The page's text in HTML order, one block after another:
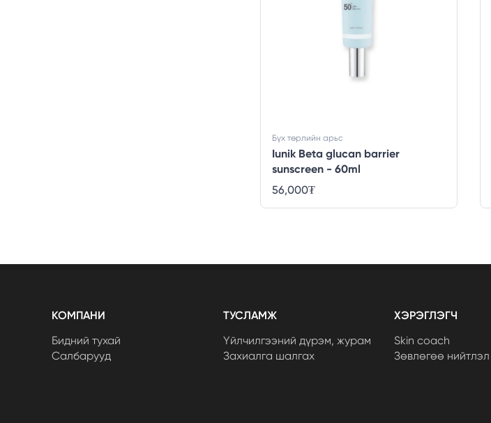
Iunik Beta glucan barrier
sunscreen - 60ml
Бүх төрлийн арьс
56,000₮
КОМПАНИ
Бидний тухай
Салбарууд
ТУСЛАМЖ
Үйлчилгээний дүрэм, журам
Захиалга шалгах
ХЭРЭГЛЭГЧ
Skin coach
Зөвлөгөө нийтлэл